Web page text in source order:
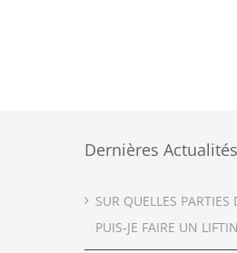
Dernières Actualités
SUR QUELLES PARTIES
PUIS-JE FAIRE UN